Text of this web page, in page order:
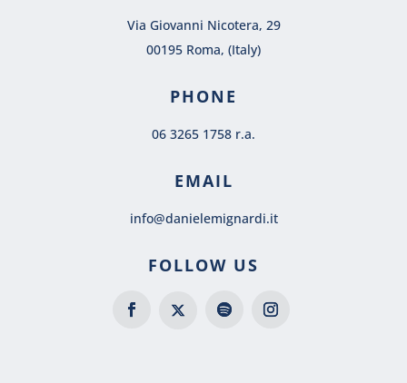
Via Giovanni Nicotera, 29
00195 Roma, (Italy)
PHONE
06 3265 1758 r.a.
EMAIL
info@danielemignardi.it
FOLLOW US